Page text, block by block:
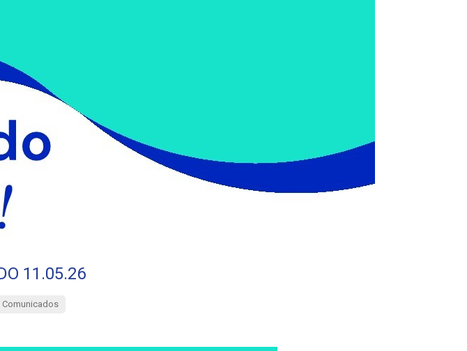
11.05.26
Comunicados